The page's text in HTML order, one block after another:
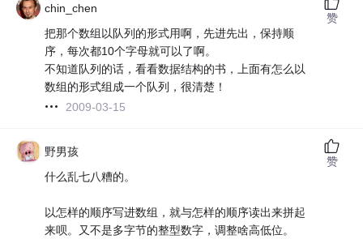
chin_chen
把那个数组以队列的形式用啊，先进先出，保持顺
序，每次都10个字母就可以了啊。
不知道队列的话，看看数据结构的书，上面有怎么以
数组的形式组成一个队列，很清楚！
2009-03-15
赞
野男孩
什么乱七八糟的。
以怎样的顺序写进数组，就与怎样的顺序读出来拼起
来呗。又不是多字节的整型数字，调整啥高低位。
赞